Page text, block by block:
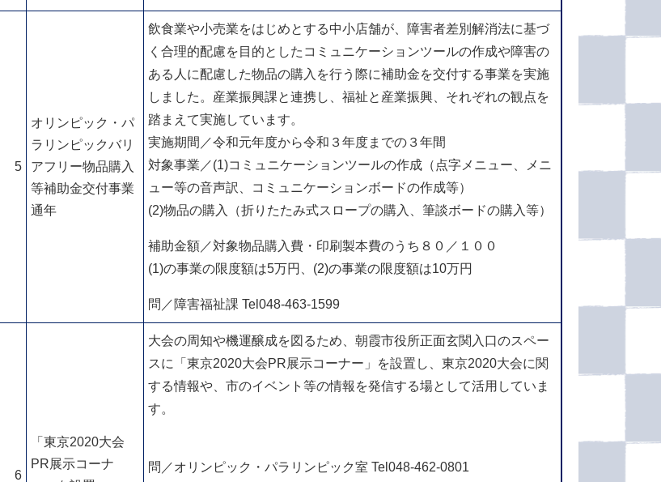
5
オリンピック・パ
ラリンピックバリ
アフリー物品購⼊
等補助⾦交付事業
通年
飲⾷業や⼩売業をはじめとする中⼩店舗が、障害者差別解消法に基づ
く合理的配慮を⽬的としたコミュニケーションツールの作成や障害の
ある⼈に配慮した物品の購⼊を⾏う際に補助⾦を交付する事業を実施
しました。産業振興課と連携し、福祉と産業振興、それぞれの観点を
踏まえて実施しています。
実施期間／令和元年度から令和３年度までの３年間
対象事業／(1)コミュニケーションツールの作成（点字メニュー、メニ
ュー等の⾳声訳、コミュニケーションボードの作成等）
(2)物品の購⼊（折りたたみ式スロープの購⼊、筆談ボードの購⼊等）
補助金額／対象物品購入費・印刷製本費のうち８０／１００
(1)の事業の限度額は5万円、(2)の事業の限度額は10万円
問／障害福祉課 Tel048-463-1599
6
「東京2020大会
PR展示コーナ
大会の周知や機運醸成を図るため、朝霞市役所正面玄関入口のスペー
スに「東京2020大会PR展示コーナー」を設置し、東京2020大会に関
する情報や、市のイベント等の情報を発信する場として活用していま
す。
問／オリンピック・パラリンピック室 Tel048-462-0801